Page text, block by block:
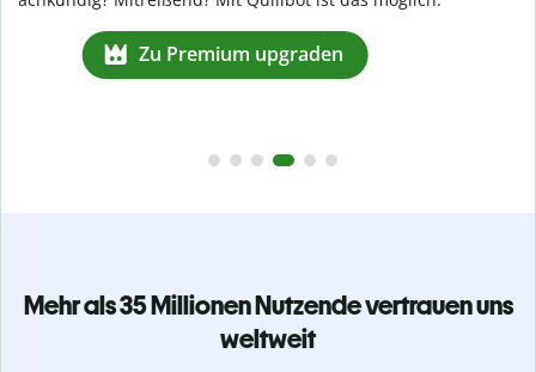
Mehr als 35 Millionen Nutzende vertrauen uns
weltweit